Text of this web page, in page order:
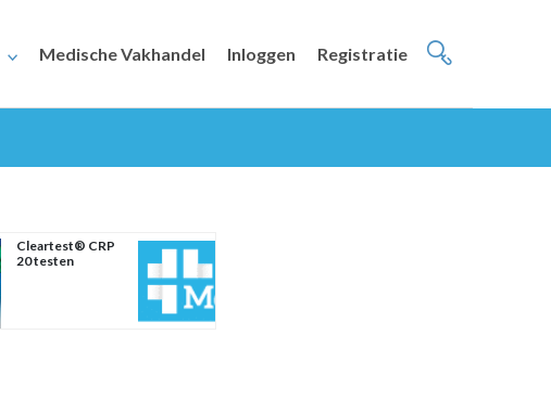
Medische Vakhandel Inloggen Registratie
Cleartest® CRP
20 testen